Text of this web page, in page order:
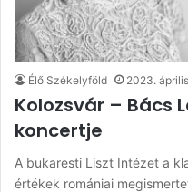
Élő Székelyföld 2023.
Kolozsvár – Bács
koncertje
A bukaresti Liszt Intézet a
értékek romániai